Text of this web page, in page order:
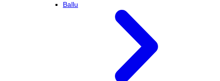
Ballu